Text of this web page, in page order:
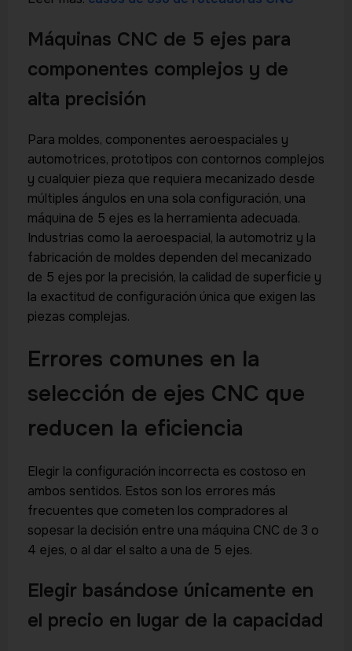
Máquinas CNC de 5 ejes para
componentes complejos y de
alta precisión
Para moldes, componentes aeroespaciales y
automotrices, prototipos con contornos complejos
y cualquier pieza que requiera mecanizado desde
múltiples ángulos en una sola configuración, una
máquina de 5 ejes es la herramienta adecuada.
Industrias como la aeroespacial, la automotriz y la
fabricación de moldes dependen del mecanizado
de 5 ejes por la precisión, la calidad de superficie y
la exactitud de configuración única que exigen las
piezas complejas.
Errores comunes en la
selección de ejes CNC que
reducen la eficiencia
Elegir la configuración incorrecta es costoso en
ambos sentidos. Estos son los errores más
frecuentes que cometen los compradores al
sopesar la decisión entre una máquina CNC de 3 o
4 ejes, o al dar el salto a una de 5 ejes.
Elegir basándose únicamente en
el precio en lugar de la capacidad